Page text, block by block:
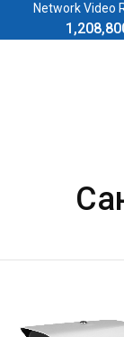
Network Video